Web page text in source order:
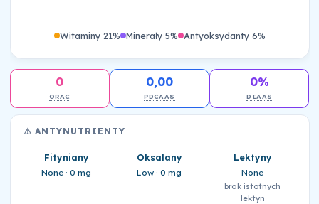
Witaminy 21% Minerały 5% Antyoksydanty 6%
0
ORAC
0,00
PDCAAS
0%
DIAAS
⚠️ ANTYNUTRIENTY
Fityniany
None · 0 mg
Oksalany
Low · 0 mg
Lektyny
None
brak istotnych
lektyn